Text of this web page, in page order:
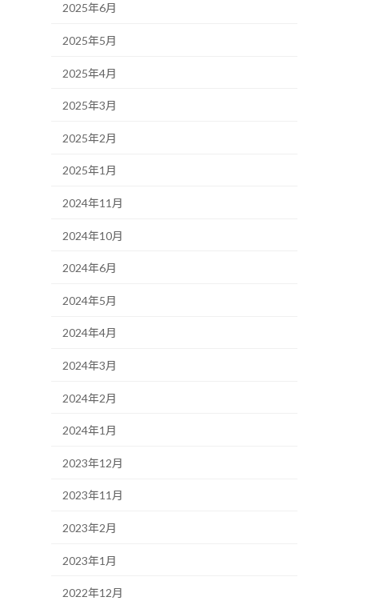
2025年6月
2025年5月
2025年4月
2025年3月
2025年2月
2025年1月
2024年11月
2024年10月
2024年6月
2024年5月
2024年4月
2024年3月
2024年2月
2024年1月
2023年12月
2023年11月
2023年2月
2023年1月
2022年12月